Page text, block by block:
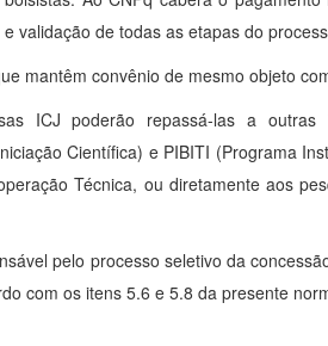
validação de todas as etapas do
mantêm convênio de mesmo objeto
ICJ poderão repassá-las a outras
Científica) e PIBITI (Programa
Técnica, ou diretamente aos
pelo processo seletivo da
com os itens 5.6 e 5.8 da presente